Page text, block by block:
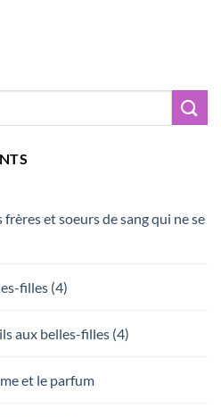
frères et soeurs de sang qui ne se
filles (4)
aux belles-filles (4)
et le parfum